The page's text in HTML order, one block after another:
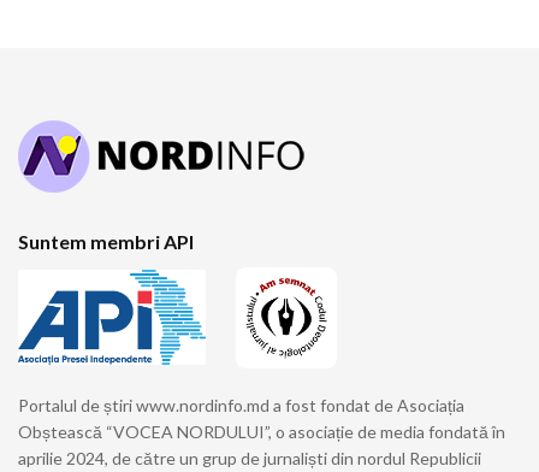
Suntem membri API
Portalul de știri www.nordinfo.md a fost fondat de Asociația
Obștească “VOCEA NORDULUI”, o asociație de media fondată în
aprilie 2024, de către un grup de jurnaliști din nordul Republicii